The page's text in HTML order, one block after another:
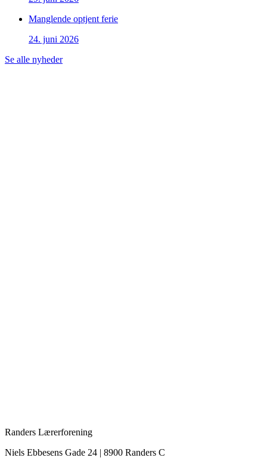
Manglende optjent ferie
24. juni 2026
Se alle nyheder
Randers Lærerforening
Niels Ebbesens Gade 24 | 8900 Randers C